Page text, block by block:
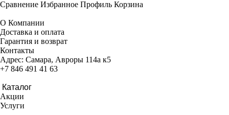
Сравнение Избранное Профиль Корзина
О Компании
Доставка и оплата
Гарантия и возврат
Контакты
Адрес: Самара, Авроры 114а к5
+7 846 491 41 63
Каталог
Акции
Услуги